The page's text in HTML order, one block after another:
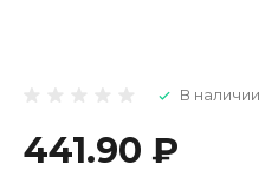
В наличии
441.90 ₽